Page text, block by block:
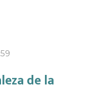
de la